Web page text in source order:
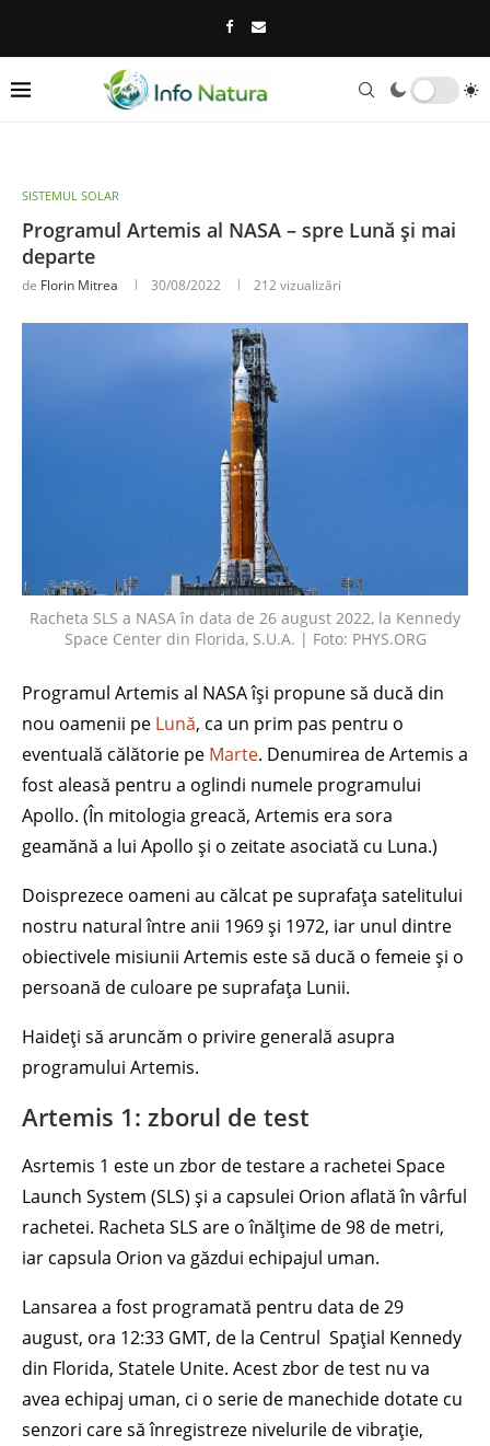
SISTEMUL SOLAR
Programul Artemis al NASA – spre Lună și mai
departe
de Florin Mitrea 30/08/2022 212 vizualizări
Racheta SLS a NASA în data de 26 august 2022, la Kennedy
Space Center din Florida, S.U.A. | Foto: PHYS.ORG
Programul Artemis al NASA își propune să ducă din
nou oamenii pe Lună, ca un prim pas pentru o
eventuală călătorie pe Marte. Denumirea de Artemis a
fost aleasă pentru a oglindi numele programului
Apollo. (În mitologia greacă, Artemis era sora
geamănă a lui Apollo și o zeitate asociată cu Luna.)
Doisprezece oameni au călcat pe suprafața satelitului
nostru natural între anii 1969 și 1972, iar unul dintre
obiectivele misiunii Artemis este să ducă o femeie și o
persoană de culoare pe suprafața Lunii.
Haideți să aruncăm o privire generală asupra
programului Artemis.
Artemis 1: zborul de test
Asrtemis 1 este un zbor de testare a rachetei Space
Launch System (SLS) și a capsulei Orion aflată în vârful
rachetei. Racheta SLS are o înălțime de 98 de metri,
iar capsula Orion va găzdui echipajul uman.
Lansarea a fost programată pentru data de 29
august, ora 12:33 GMT, de la Centrul Spațial Kennedy
din Florida, Statele Unite. Acest zbor de test nu va
avea echipaj uman, ci o serie de manechide dotate cu
senzori care să înregistreze nivelurile de vibrație,